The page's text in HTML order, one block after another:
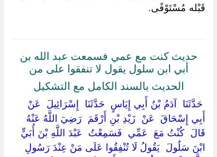
قَبْله مُسْتَوْفًى.
حديث كنت مع عمي فسمعت عبد الله بن
أبي ابن سلول يقول لا تنفقوا على من
الحديث بالسند الكامل مع التشكيل
‏ ‏حَدَّثَنَا ‏ ‏آدَمُ بْنُ أَبِي إِيَاسٍ ‏ ‏حَدَّثَنَا ‏ ‏إِسْرَائِيلَ ‏ ‏عَنْ ‏
‏أَبِي إِسْحَاقَ ‏ ‏عَنْ ‏ ‏زَيْدِ بْنِ أَرْقَمَ ‏ ‏رَضِيَ اللَّهُ عَنْهُ ‏
‏قَالَ ‏ ‏كُنْتُ مَعَ ‏ ‏عَمِّي ‏ ‏فَسَمِعْتُ ‏ ‏عَبْدَ اللَّهِ بْنَ أُبَيٍّ
ابْنَ سَلُولَ ‏ ‏يَقُولُ لَا تُنْفِقُوا عَلَى مَنْ عِنْدَ رَسُولِ